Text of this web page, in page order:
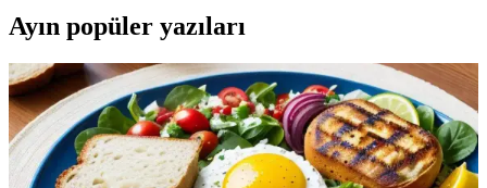
Ayın popüler yazıları